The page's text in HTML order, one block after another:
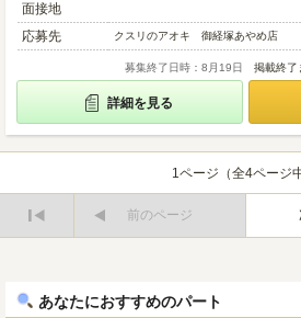
面接地
応募先
クスリのアオキ 御経塚あやめ店
募集終了日時：8月19日 掲載終了
詳細を見る
1ページ（全4ページ中
前のページ
あなたにおすすめのパート